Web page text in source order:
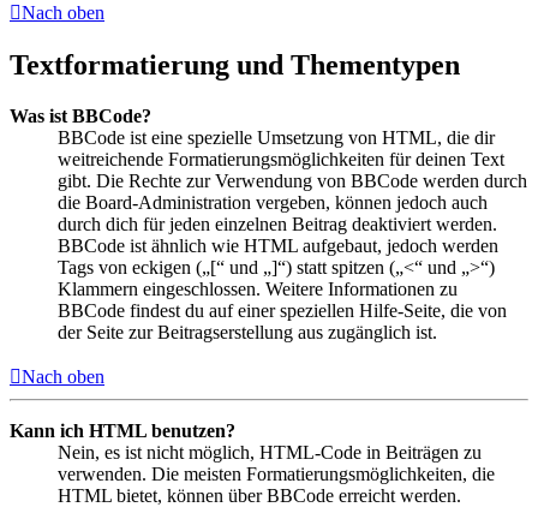
Nach oben
Textformatierung und Thementypen
Was ist BBCode?
BBCode ist eine spezielle Umsetzung von HTML, die dir
weitreichende Formatierungsmöglichkeiten für deinen Text
gibt. Die Rechte zur Verwendung von BBCode werden durch
die Board-Administration vergeben, können jedoch auch
durch dich für jeden einzelnen Beitrag deaktiviert werden.
BBCode ist ähnlich wie HTML aufgebaut, jedoch werden
Tags von eckigen („[“ und „]“) statt spitzen („<“ und „>“)
Klammern eingeschlossen. Weitere Informationen zu
BBCode findest du auf einer speziellen Hilfe-Seite, die von
der Seite zur Beitragserstellung aus zugänglich ist.
Nach oben
Kann ich HTML benutzen?
Nein, es ist nicht möglich, HTML-Code in Beiträgen zu
verwenden. Die meisten Formatierungsmöglichkeiten, die
HTML bietet, können über BBCode erreicht werden.